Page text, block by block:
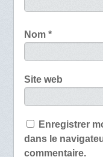
Nom *
Site web
Enregistrer
dans le
commentaire.